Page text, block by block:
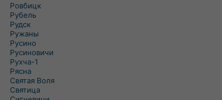
Ровбицк
Рубель
Рудск
Ружаны
Русино
Русиновичи
Рухча-1
Рясна
Святая Воля
Святица